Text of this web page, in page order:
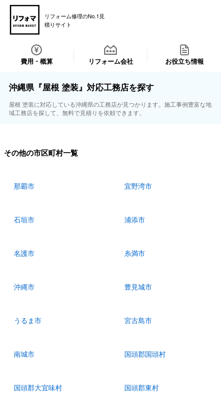
リフォーム修理のNo.1見
積りサイト
費用・概算 リフォーム会社 お役立ち情報
沖縄県『屋根 塗装』対応工務店を探す
屋根 塗装に対応している沖縄県の工務店が見つかります。施工事例豊富な地
域工務店を探して、無料で見積りを依頼できます。
その他の市区町村一覧
那覇市 宜野湾市
石垣市 浦添市
名護市 糸満市
沖縄市 豊見城市
うるま市 宮古島市
南城市 国頭郡国頭村
国頭郡大宜味村 国頭郡東村